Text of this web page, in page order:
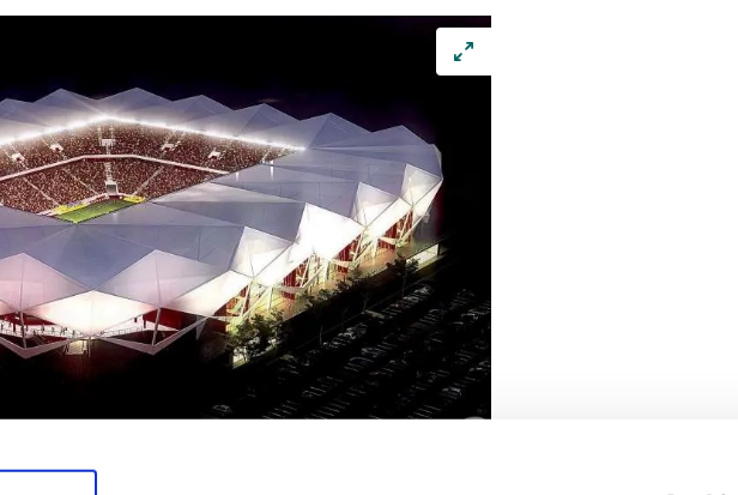
planlandığı belirtildi. Bordo-mavili